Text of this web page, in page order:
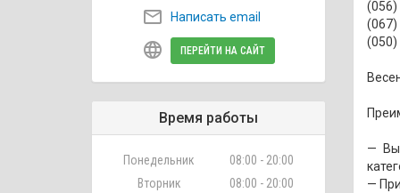
mail_outline Написать email
language ПЕРЕЙТИ НА САЙТ
Время работы
Понедельник
08:00 - 20:00
Вторник
08:00 - 20:00
(056)
(067)
(050)
—
—